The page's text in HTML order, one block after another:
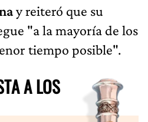
y reiteró que su
"a la mayoría de los
tiempo posible".
A LOS